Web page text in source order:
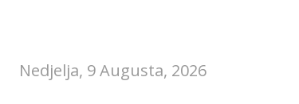
Nedjelja, 9 Augusta, 2026